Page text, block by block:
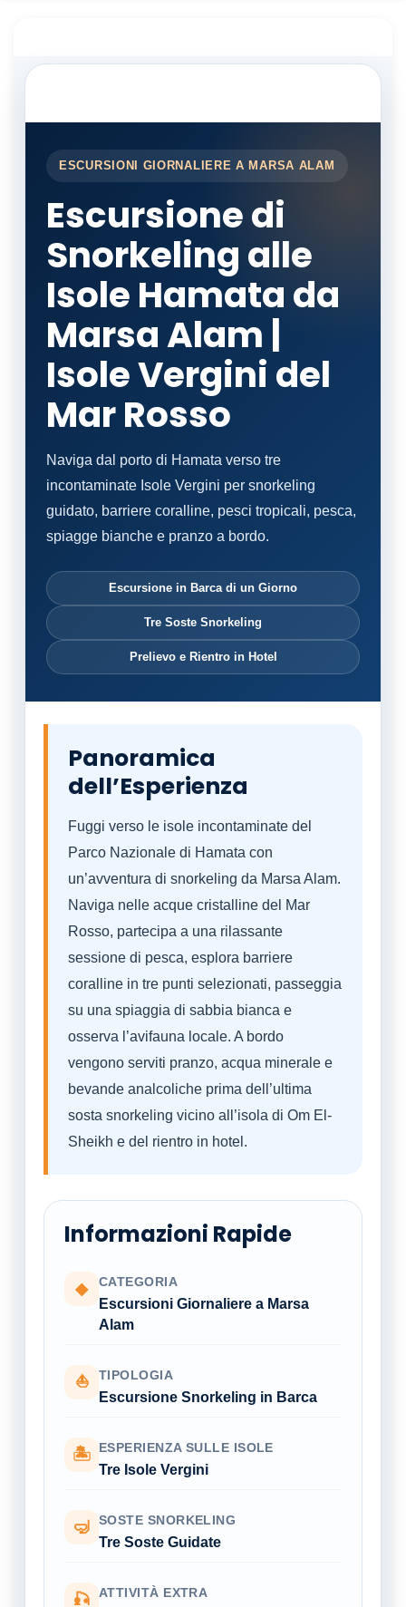
ESCURSIONI GIORNALIERE A MARSA ALAM
Escursione di
Snorkeling alle
Isole Hamata da
Marsa Alam |
Isole Vergini del
Mar Rosso
Naviga dal porto di Hamata verso tre
incontaminate Isole Vergini per snorkeling
guidato, barriere coralline, pesci tropicali, pesca,
spiagge bianche e pranzo a bordo.
Escursione in Barca di un Giorno
Tre Soste Snorkeling
Prelievo e Rientro in Hotel
Panoramica
dell’Esperienza
Fuggi verso le isole incontaminate del
Parco Nazionale di Hamata con
un’avventura di snorkeling da Marsa Alam.
Naviga nelle acque cristalline del Mar
Rosso, partecipa a una rilassante
sessione di pesca, esplora barriere
coralline in tre punti selezionati, passeggia
su una spiaggia di sabbia bianca e
osserva l’avifauna locale. A bordo
vengono serviti pranzo, acqua minerale e
bevande analcoliche prima dell’ultima
sosta snorkeling vicino all’isola di Om El-
Sheikh e del rientro in hotel.
Informazioni Rapide
◆ CATEGORIA
Escursioni Giornaliere a Marsa
Alam
⛵ TIPOLOGIA
Escursione Snorkeling in Barca
🏝 ESPERIENZA SULLE ISOLE
Tre Isole Vergini
🤿 SOSTE SNORKELING
Tre Soste Guidate
🎣 ATTIVITÀ EXTRA